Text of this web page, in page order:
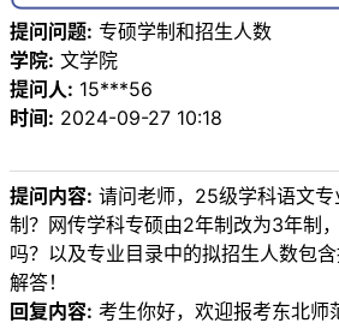
提问问题: 专硕学制和招生人数
学院: 文学院
提问人: 15***56
时间: 2024-09-27 10:18
提问内容: 请问老师，25级学科语文
制？网传学科专硕由2年制改为3年制
吗？以及专业目录中的拟招生人数包
解答！
回复内容: 考生你好，欢迎报考东北师